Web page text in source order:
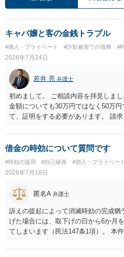
キャバ嬢と客の金銭トラブル
#個人・プライベート #詐欺被害での債務 #
2026年7月24日
若井 亮 弁護士
初めまして。 ご相談内容を拝見しま
金額についても30万円ではなく50万
て、証明をする必要があります。 請
れることになるでしょう。 請求があ
を起こす必要はないかと思います。
借金の時効について質問です
#時効の援用 #自己破産 #個人・プライベート
2026年7月18日
匿名A 弁護士
訴えの提起によって消滅時効の完成
げた場合には、取下げの日から6か月
てしまいます（民法147条1項）。 本
権者については取下げ日から6か月以